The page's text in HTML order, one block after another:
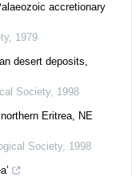
accretionary
, 1979
desert deposits,
Society, 1998
Eritrea, NE
Society, 1998